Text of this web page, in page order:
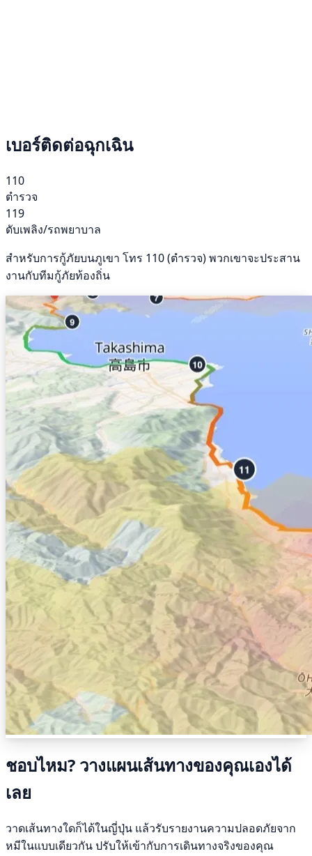
เบอร์ติดต่อฉุกเฉิน
110
ตำรวจ
119
ดับเพลิง/รถพยาบาล
สำหรับการกู้ภัยบนภูเขา โทร 110 (ตำรวจ) พวกเขาจะประสาน
งานกับทีมกู้ภัยท้องถิ่น
ชอบไหม? วางแผนเส้นทางของคุณเองได้
เลย
วาดเส้นทางใดก็ได้ในญี่ปุ่น แล้วรับรายงานความปลอดภัยจาก
หมีในแบบเดียวกัน ปรับให้เข้ากับการเดินทางจริงของคุณ